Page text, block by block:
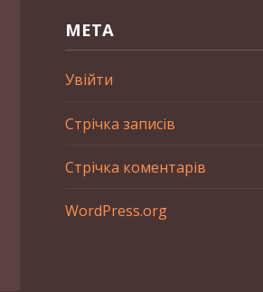
МЕТА
Увійти
Стрічка записів
Стрічка коментарів
WordPress.org